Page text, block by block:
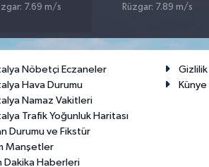
7.69 m/s
Rüzgar: 7.89 m/s
Nöbetçi Eczaneler
Hava Durumu
Namaz Vakitleri
Trafik Yoğunluk Haritası
Durumu ve Fikstür
Manşetler
Dakika Haberleri
Künye